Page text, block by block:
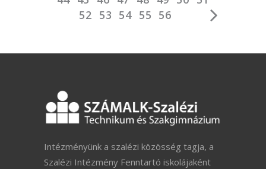
52 53 54 55 56
Intézményünk a szalézi közösség tagja, a
Szalézi Intézmény Fenntartó iskolájaként